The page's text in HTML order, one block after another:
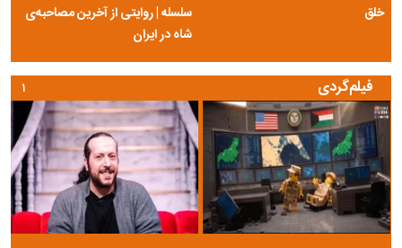
خلق
سلسله | روایتی از آخرین مصاحبه‌ی
شاه در ایران
فیلم‌گردی ۱